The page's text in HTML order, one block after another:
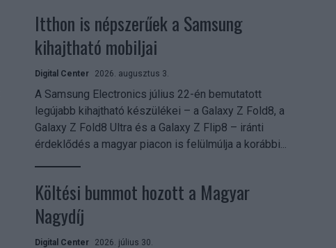
Itthon is népszerűek a Samsung
kihajtható mobiljai
Digital Center 2026. augusztus 3.
A Samsung Electronics július 22-én bemutatott
legújabb kihajtható készülékei – a Galaxy Z Fold8, a
Galaxy Z Fold8 Ultra és a Galaxy Z Flip8 – iránti
érdeklődés a magyar piacon is felülmúlja a korábbi...
Költési bummot hozott a Magyar
Nagydíj
Digital Center 2026. július 30.